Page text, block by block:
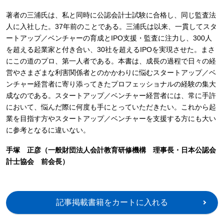
著者の三浦氏は、私と同時に公認会計士試験に合格し、同じ監査法
人に入社した。37年前のことである。三浦氏は以来、一貫してスタ
ートアップ／ベンチャーの育成とIPO支援・監査に注力し、300人
を超える起業家と付き合い、30社を超えるIPOを実現させた。まさ
にこの道のプロ、第一人者である。本書は、成長の過程で日々の経
営やさまざまな利害関係者とのかかわりに悩むスタートアップ／ベ
ンチャー経営者に寄り添ってきたプロフェッショナルの経験の集大
成なのである。スタートアップ／ベンチャー経営者には、常に手許
において、悩んだ際に何度も手にとっていただきたい。これから起
業を目指す方やスタートアップ／ベンチャーを支援する方にも大い
に参考となるに違いない。
手塚 正彦（一般財団法人会計教育研修機構 理事長・日本公認会
計士協会 前会長）
記事掲載書籍をカートに入れる